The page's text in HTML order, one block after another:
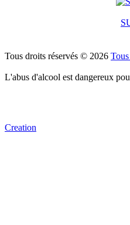
Tous droits réservés © 2026
L'abus d'alcool est dangereux
Creation